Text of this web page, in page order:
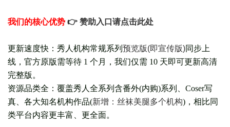
我们的核心优势 👉 赞助入口请点击此处
更新速度快：秀人机构常规系列 预览版(即宣传版)同步上
线，官方原版需等待 1 个月，我们仅需 10 天即可更新高清
完整版。
资源品类全：覆盖秀人全系列含番外(内购)系列、Coser写
真、各大知名机构作品(新增：丝袜美腿多个机构)，相比同
类平台内容更丰富、更全面。